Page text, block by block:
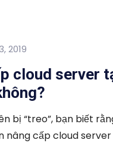
2019
cloud server
bị “treo”, bạn biết
nâng cấp cloud